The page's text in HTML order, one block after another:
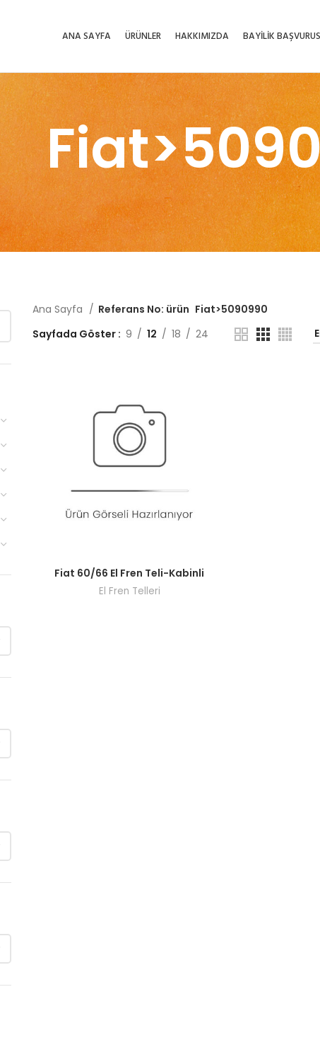
ANA SAYFA ÜRÜNLER HAKKIMIZDA BAYİLİK
Ana Sayfa Referans No: ürün Fiat>5090990
Sayfada Göster
9 12 18 24
Fiyatları görmek için bayi girişi yapın.
Fiat 60/66 El Fren Teli-Kabinli
El Fren Telleri